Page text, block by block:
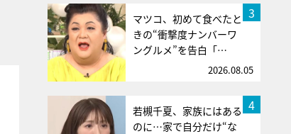
3
マツコ、初めて食べたと
きの“衝撃度ナンバーワ
ングルメ”を告白「…
2026.08.05
4
若槻千夏、家族にはある
のに…家で自分だけ“な